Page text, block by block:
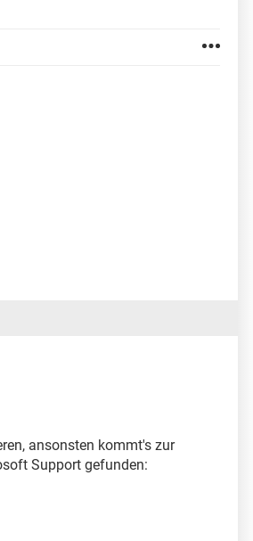
ansonsten kommt's zur
Support gefunden: